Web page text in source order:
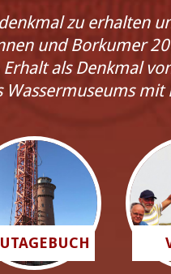
zu erhalten
und Borkumer
als Denkmal
Wassermuseums